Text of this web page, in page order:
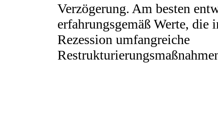
Verzögerung. Am besten
erfahrungsgemäß Werte, die
Rezession umfangreiche